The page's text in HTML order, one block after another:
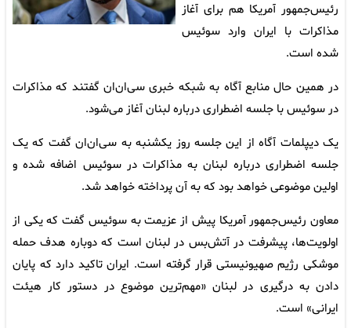
رئیس‌جمهور آمریکا هم برای آغاز
مذاکرات با ایران وارد سوئیس
شده است.
در همین حال منابع آگاه به شبکه خبری سی‌ان‌ان گفتند که مذاکرات
در سوئیس با جلسه اضطراری درباره لبنان آغاز می‌شود.
یک دیپلمات آگاه از این جلسه روز یکشنبه به سی‌ان‌ان گفت که یک
جلسه اضطراری درباره لبنان به مذاکرات در سوئیس اضافه شده و
اولین موضوعی خواهد بود که به آن پرداخته خواهد شد.
معاون رئیس‌جمهور آمریکا پیش از عزیمت به سوئیس گفت که یکی از
اولویت‌ها، پیشرفت در آتش‌بس در لبنان است که دوباره هدف حمله
موشکی رژیم صهیونیستی قرار گرفته است. ایران تاکید دارد که پایان
دادن به درگیری در لبنان «مهم‌ترین موضوع در دستور کار هیئت
ایرانی» است.